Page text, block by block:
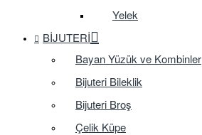
Yelek
BIJUTERI
Bayan Yüzük ve Kombinler
Bijuteri Bileklik
Bijuteri Broş
Çelik Küpe